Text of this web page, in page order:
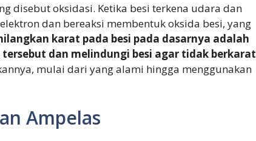
disebut oksidasi. Ketika besi terkena udara dan
dan bereaksi membentuk oksida besi, yang
karat pada besi pada dasarnya adalah
dan melindungi besi agar tidak berkarat
mulai dari yang alami hingga menggunakan
Ampelas